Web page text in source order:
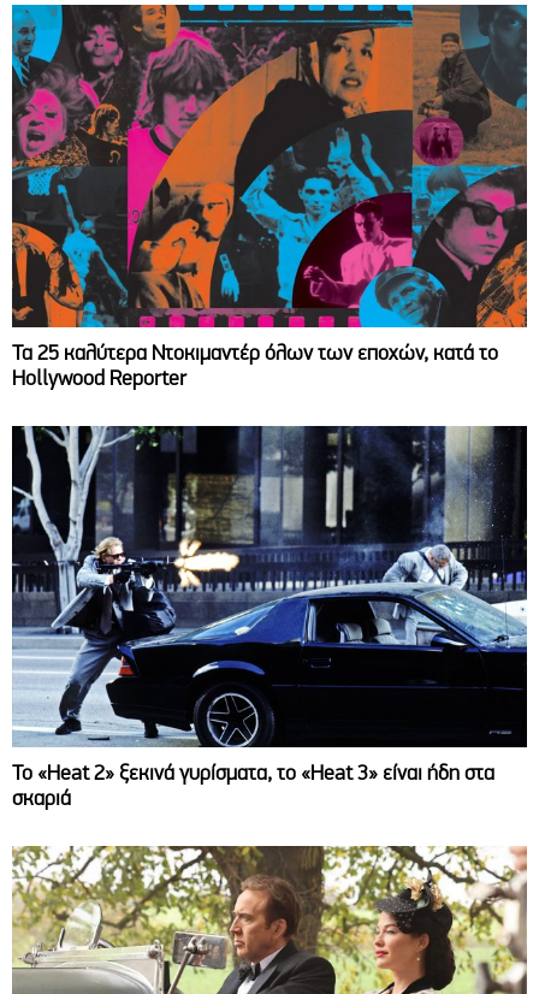
Τα 25 καλύτερα Ντοκιμαντέρ όλων των εποχών, κατά το
Hollywood Reporter
Το «Heat 2» ξεκινά γυρίσματα, το «Heat 3» είναι ήδη στα
σκαριά